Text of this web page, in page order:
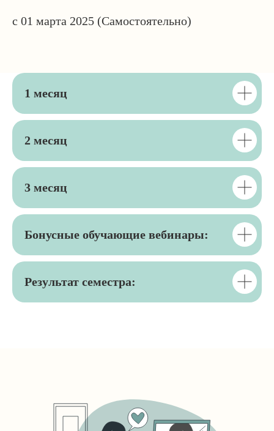
с 01 марта 2025 (Самостоятельно)
1 месяц
2 месяц
3 месяц
Бонусные обучающие вебинары:
Результат семестра: